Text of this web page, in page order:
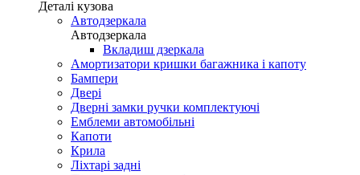
Деталі кузова
Автодзеркала
Автодзеркала
Вкладиш дзеркала
Амортизатори кришки багажника і капоту
Бампери
Двері
Дверні замки ручки комплектуючі
Емблеми автомобільні
Капоти
Крила
Ліхтарі задні